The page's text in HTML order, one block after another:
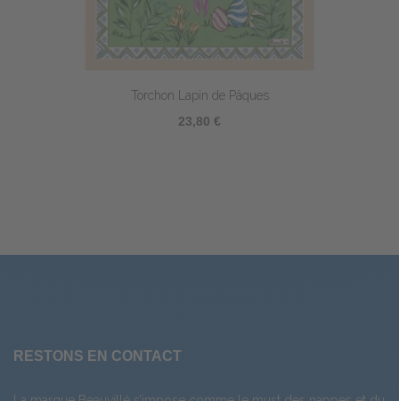
Torchon Lapin de Pâques
23,80 €
RESTONS EN CONTACT